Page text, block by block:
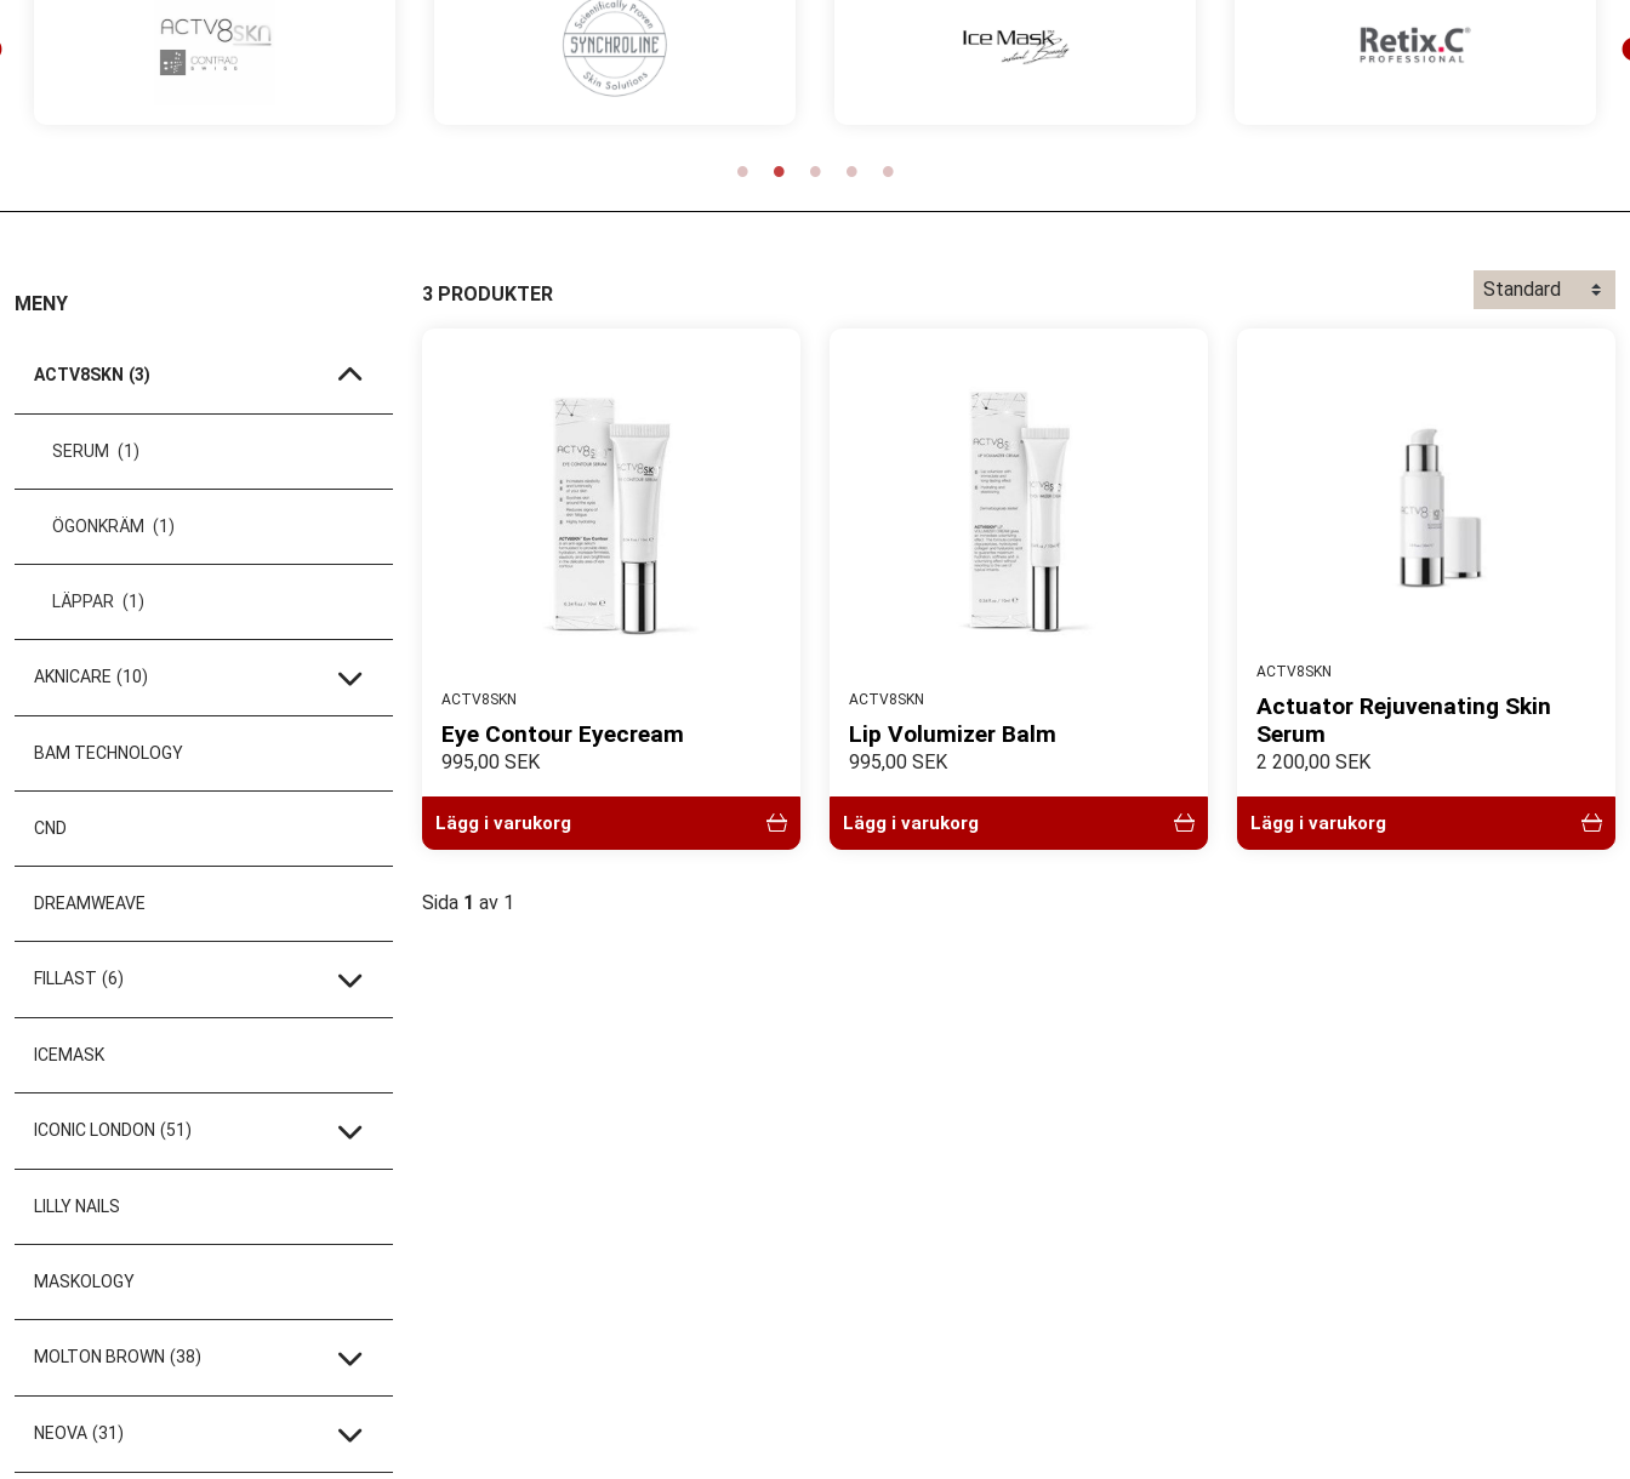
ACTV8SKN tar hänsyn till att hudens hälsa står i relation till att hudens funktioner är optimala. Funktioner som styrs av olika utsöndrande signalmolekyler som cellernas receptorer
fångar upp och omsätter till olika aktiviteter. Med tiden förändras cellernas förmåga att kommunicera, cellernas aktiviteter blir nedsatta och åldersförändringarna blir allt mer
framträdande. Med SIGMOLECS® teknologin efterliknas viktiga signalsubstanser som stimulerar hudens funktioner. Stimulerar och upprätthåller dess aktivitet. Dessutom tillförs
ACTV8SKN serien består av Serum, Ögongelé och Läppbalsam där återfuktning, vävnadsreparation, fasthet och elasticitet står i fokus. Bland aktiva ingredienser finns
ACTV8SKN
MENY
ACTV8SKN (3)
SERUM (1)
ÖGONKRÄM (1)
LÄPPAR (1)
AKNICARE (10)
BAM TECHNOLOGY
CND
DREAMWEAVE
FILLAST (6)
ICEMASK
ICONIC LONDON (51)
LILLY NAILS
MASKOLOGY
MOLTON BROWN (38)
NEOVA (31)
3 PRODUKTER
ACTV8SKN
Eye Contour Eyecream
995,00 SEK
Lägg i varukorg
ACTV8SKN
Lip Volumizer Balm
995,00 SEK
Lägg i varukorg
ACTV8SKN
Actuator Rejuvenating Skin
Serum
2 200,00 SEK
Lägg i varukorg
Sida 1 av 1